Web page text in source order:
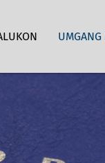
UMGANG